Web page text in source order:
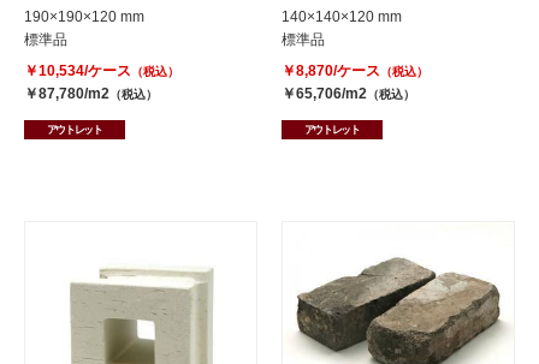
190×190×120 mm
標準品
￥10,534/ケース （税込）
￥87,780/m2 （税込）
アウトレット
140×140×120 mm
標準品
￥8,870/ケース （税込）
￥65,706/m2 （税込）
アウトレット